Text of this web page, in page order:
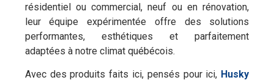
résidentiel ou commercial, neuf ou en rénovation,
leur équipe expérimentée offre des solutions
performantes, esthétiques et parfaitement
adaptées à notre climat québécois.
Avec des produits faits ici, pensés pour ici, Husky